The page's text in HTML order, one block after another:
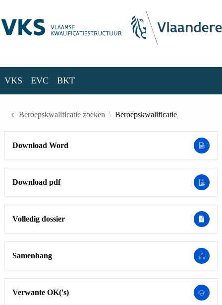
VKS EVC BKT
Beroepskwalificatie zoeken Beroepskwalificatie
Download Word
Download pdf
Volledig dossier
Samenhang
Verwante OK('s)